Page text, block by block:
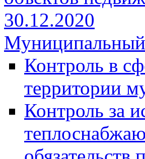
30.12.2020
Муниципальный
Контроль в
территории
Контроль за